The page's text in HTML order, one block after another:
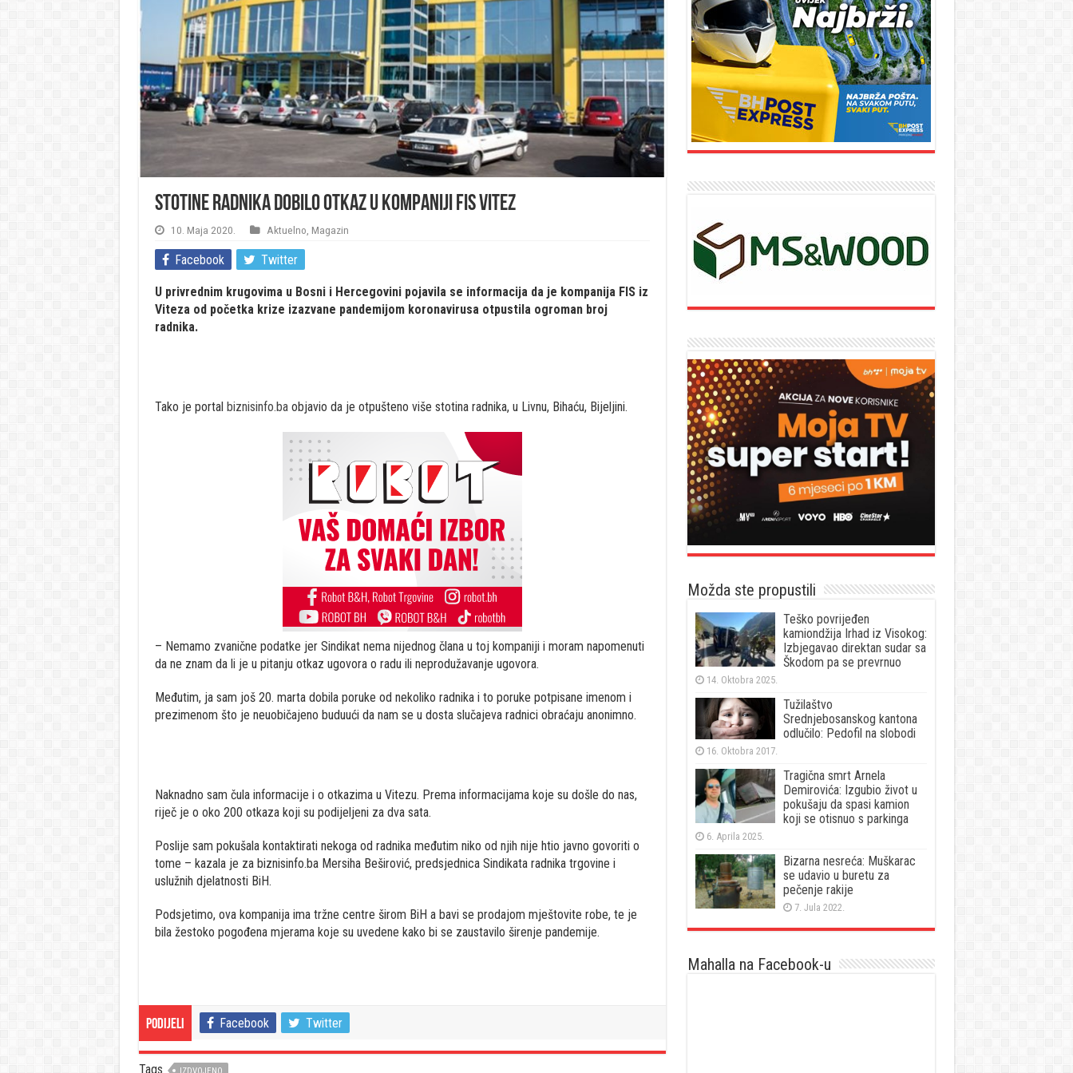
Stotine radnika dobilo otkaz u kompaniji FIS Vitez
10. Maja 2020. Aktuelno Magazin
Facebook Twitter
U privrednim krugovima u Bosni i Hercegovini pojavila se informacija da je kompanija FIS iz
Viteza od početka krize izazvane pandemijom koronavirusa otpustila ogroman broj
radnika.
Tako je portal biznisinfo.baobjavio da je otpušteno više stotina radnika, u Livnu, Bihaću, Bijeljini.
– Nemamo zvanične podatke jer Sindikat nema nijednog člana u toj kompaniji i moram napomenuti
da ne znam da li je u pitanju otkaz ugovora o radu ili neprodužavanje ugovora.
Međutim, ja sam još 20. marta dobila poruke od nekoliko radnika i to poruke potpisane imenom i
prezimenom što je neuobičajeno buduući da nam se u dosta slučajeva radnici obraćaju anonimno.
Naknadno sam čula informacije i o otkazima u Vitezu. Prema informacijama koje su došle do nas,
riječ je o oko 200 otkaza koji su podijeljeni za dva sata.
Poslije sam pokušala kontaktirati nekoga od radnika međutim niko od njih nije htio javno govoriti o
tome – kazala je za biznisinfo.ba Mersiha Beširović, predsjednica Sindikata radnika trgovine i
uslužnih djelatnosti BiH.
Podsjetimo, ova kompanija ima tržne centre širom BiH a bavi se prodajom mještovite robe, te je
bila žestoko pogođena mjerama koje su uvedene kako bi se zaustavilo širenje pandemije.
Podijeli Facebook Twitter
Tags
Možda ste propustili
Teško povrijeđen
kamiondžija Irhad iz Visokog:
Izbjegavao direktan sudar sa
Škodom pa se prevrnuo
14. Oktobra 2025.
Tužilaštvo
Srednjebosanskog kantona
odlučilo: Pedofil na slobodi
16. Oktobra 2017.
Tragična smrt Arnela
Demirovića: Izgubio život u
pokušaju da spasi kamion
koji se otisnuo s parkinga
6. Aprila 2025.
Bizarna nesreća: Muškarac
se udavio u buretu za
pečenje rakije
7. Jula 2022.
Mahalla na Facebook-u